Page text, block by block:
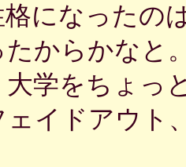
になったの
たからかなと
大学をちょっ
イドアウト